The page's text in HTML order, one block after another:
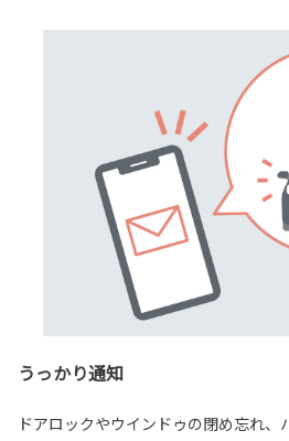
うっかり通知
ドアロックやウインドゥの閉め忘れ